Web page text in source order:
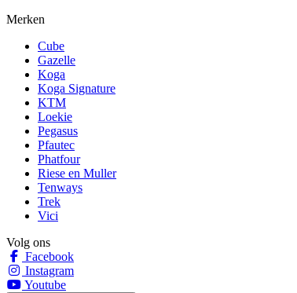
Merken
Cube
Gazelle
Koga
Koga Signature
KTM
Loekie
Pegasus
Pfautec
Phatfour
Riese en Muller
Tenways
Trek
Vici
Volg ons
Facebook
Instagram
Youtube